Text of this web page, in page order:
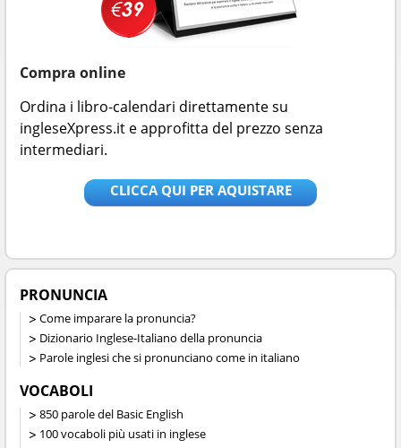
Compra online
Ordina i libro-calendari direttamente su
ingleseXpress.it e approfitta del prezzo senza
intermediari.
CLICCA QUI PER AQUISTARE
PRONUNCIA
Come imparare la pronuncia?
Dizionario Inglese-Italiano della pronuncia
Parole inglesi che si pronunciano come in italiano
VOCABOLI
850 parole del Basic English
100 vocaboli più usati in inglese